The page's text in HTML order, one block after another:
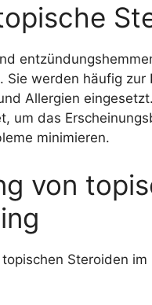
Sie werden häufig
Allergien
um das
minimieren.
von
Steroiden